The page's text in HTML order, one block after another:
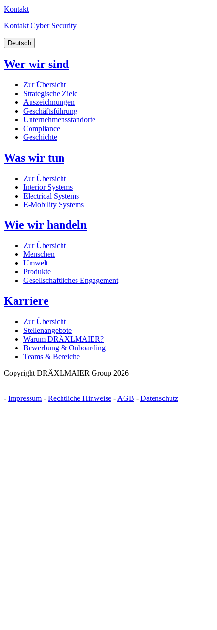
Kontakt
Kontakt Cyber Security
Deutsch
Wer wir sind
Zur Übersicht
Strategische Ziele
Auszeichnungen
Geschäftsführung
Unternehmensstandorte
Compliance
Geschichte
Was wir tun
Zur Übersicht
Interior Systems
Electrical Systems
E-Mobility Systems
Wie wir handeln
Zur Übersicht
Menschen
Umwelt
Produkte
Gesellschaftliches Engagement
Karriere
Zur Übersicht
Stellenangebote
Warum DRÄXLMAIER?
Bewerbung & Onboarding
Teams & Bereiche
Copyright DRÄXLMAIER Group 2026
- Impressum - Rechtliche Hinweise - AGB - Datenschutz